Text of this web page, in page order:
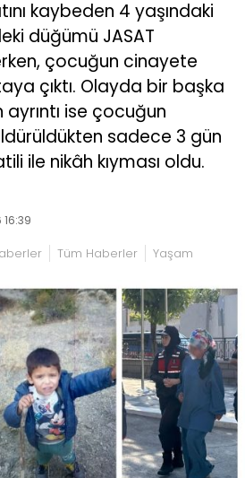
kaybeden 4 yaşındaki
düğümü JASAT
çocuğun cinayete
çıktı. Olayda bir başka
ise çocuğun
sadece 3 gün
ile nikâh kıyması oldu.
Tüm Haberler Yaşam